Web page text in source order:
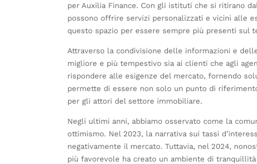
per Auxilia Finance. Con gli istituti che si ritirano
possono offrire servizi personalizzati e vicini alle
questo spazio per essere sempre più presenti sul
Attraverso la condivisione delle informazioni e
migliore e più tempestivo sia ai clienti che agli
rispondere alle esigenze del mercato, fornendo
permette di essere non solo un punto di
per gli attori del settore immobiliare.
Negli ultimi anni, abbiamo osservato come la
ottimismo. Nel 2023, la narrativa sui tassi
negativamente il mercato. Tuttavia, nel 2024,
più favorevole ha creato un ambiente di